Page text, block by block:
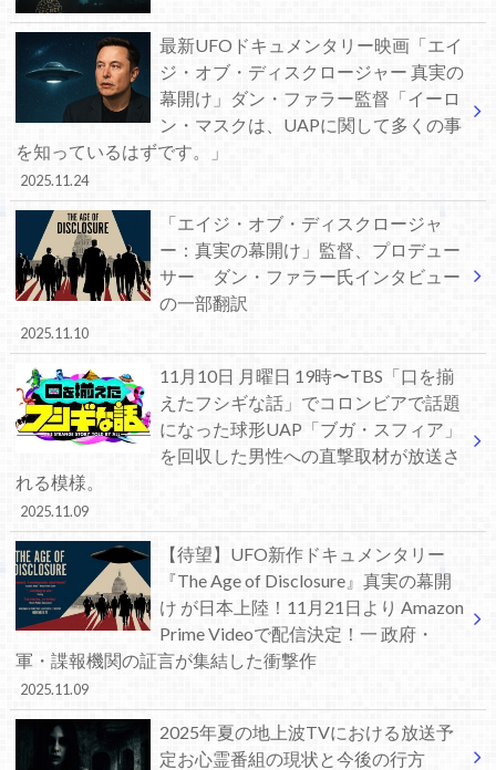
最新UFOドキュメンタリー映画「エイ
ジ・オブ・ディスクロージャー 真実の
幕開け」ダン・ファラー監督「イーロ
ン・マスクは、UAPに関して多くの事
を知っているはずです。」
2025.11.24
「エイジ・オブ・ディスクロージャ
ー：真実の幕開け」監督、プロデュー
サー ダン・ファラー氏インタビュー
の一部翻訳
2025.11.10
11月10日 月曜日 19時〜TBS「口を揃
えたフシギな話」でコロンビアで話題
になった球形UAP「ブガ・スフィア」
を回収した男性への直撃取材が放送さ
れる模様。
2025.11.09
【待望】UFO新作ドキュメンタリー
『The Age of Disclosure』真実の幕開
け が日本上陸！11月21日より Amazon
Prime Videoで配信決定！一 政府・
軍・諜報機関の証言が集結した衝撃作
2025.11.09
2025年夏の地上波TVにおける放送予
定お心霊番組の現状と今後の行方